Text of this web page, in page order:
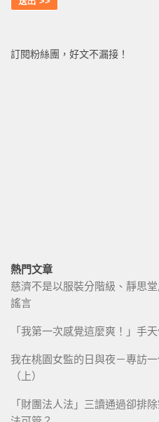
訂閱粉絲團，好文不漏接！
熱門文章
慈濟不是以服裝分階級、靜思
謠言
「我第一次感覺這麼爽！」手
我在桃園女監的日與夜－專訪
（上）
「財團法人法」三讀通過卻排